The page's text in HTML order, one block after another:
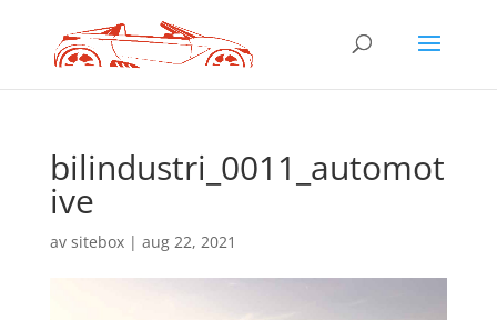
bilindustri_0011_automot
ive
av sitebox| aug 22, 2021